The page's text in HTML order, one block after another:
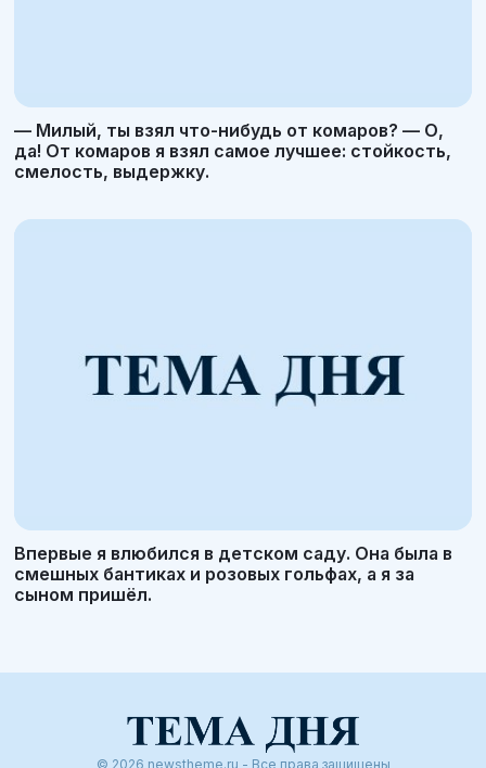
— Милый, ты взял что-нибудь от комаров? — О,
да! От комаров я взял самое лучшее: стойкость,
смелость, выдержку.
Впервые я влюбился в детском саду. Она была в
смешных бантиках и розовых гольфах, а я за
сыном пришёл.
© 2026 newstheme.ru - Все права защищены